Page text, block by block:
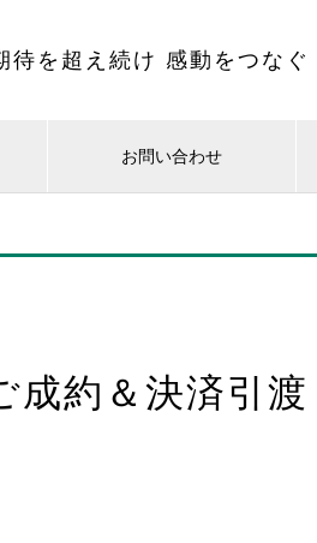
を超え続け 感動をつなぐ
お問い合わせ
約＆決済引渡